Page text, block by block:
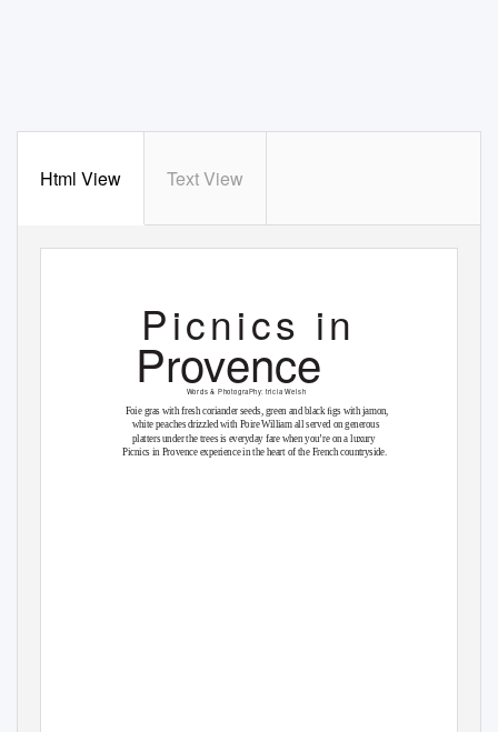
Html View Text View
Picnics in
Provence
Words & PhotograPhy: tricia Welsh
Foie gras with fresh coriander seeds, green and black ﬁgs with jamon,
white peaches drizzled with PoireWilliam all served on generous
platters under the trees is everyday fare when you’re on a luxury
Picnics in Provence experience in the heart of the French countryside.